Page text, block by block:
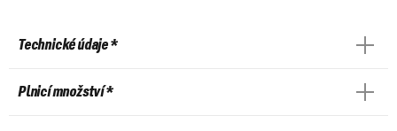
Technické údaje *
Plnicí množství *